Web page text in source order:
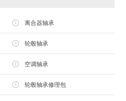
离合器轴承
轮毂轴承
空调轴承
轮毂轴承修理包